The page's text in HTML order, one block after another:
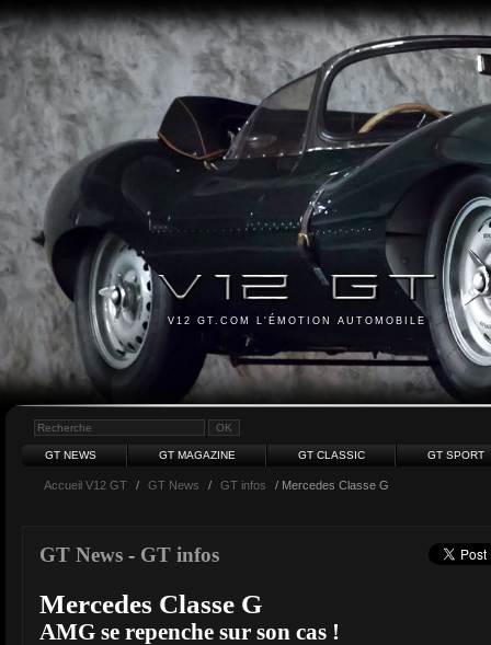
V12 GT.COM L'ÉMOTION AUTOMOBILE
GT NEWS GT MAGAZINE GT CLASSIC GT SPORT
Accueil V12 GT / GT News / GT infos / Mercedes Classe G
GT News - GT infos
Mercedes Classe G
AMG se repenche sur son cas !